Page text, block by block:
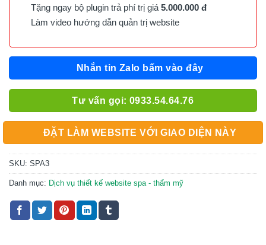
Tặng ngay bộ plugin trả phí trị giá 5.000.000 đ
Làm video hướng dẫn quản trị website
Nhắn tin Zalo bấm vào đây
Tư vấn gọi: 0933.54.64.76
ĐẶT LÀM WEBSITE VỚI GIAO DIỆN NÀY
SKU: SPA3
Danh mục: Dịch vụ thiết kế website spa - thẩm mỹ